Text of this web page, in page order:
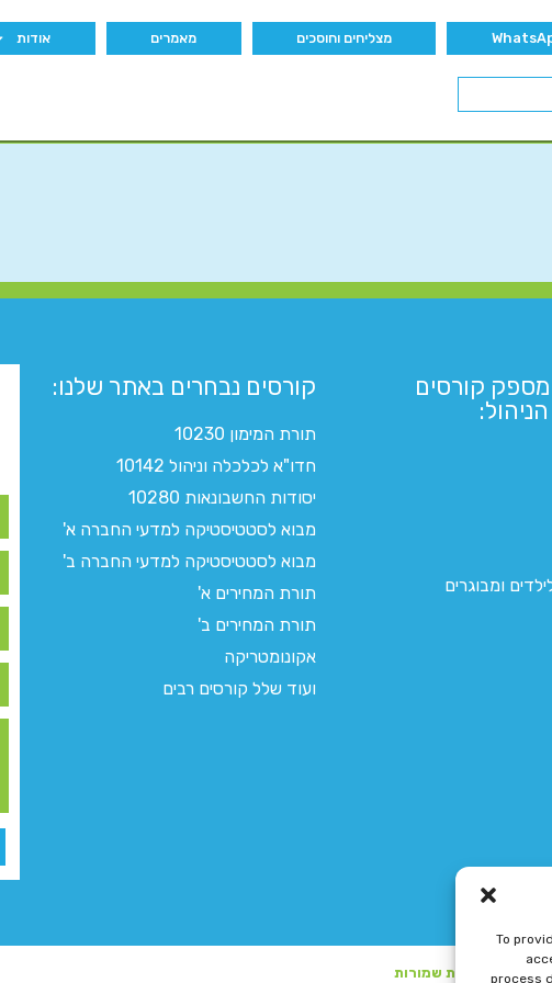
To
process
מצליחים וחוסכים מאמרים אודות
קורסים
ומבוגרים
קורסים נבחרים באתר שלנו:​
תורת המימון 10230
חדו"א לכלכלה וניהול 10142
יסודות החשבונאות 10280
מבוא לסטטיסטיקה למדעי החברה א'
מבוא לסטטיסטיקה למדעי החברה ב'
תורת המחירים א'
תורת המחירים ב'
אקונומטריקה
ועוד שלל קורסים רבים